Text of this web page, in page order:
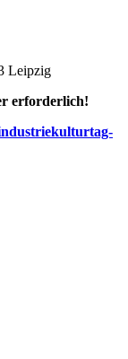
Leipzig
erforderlich!